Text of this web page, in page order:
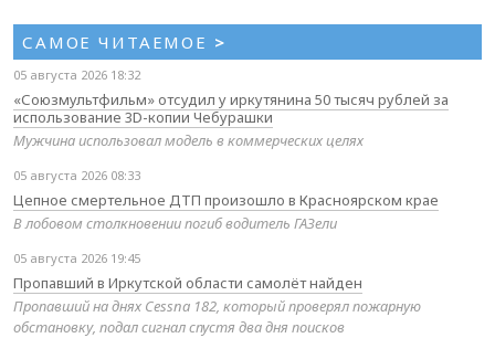
САМОЕ ЧИТАЕМОЕ >
05 августа 2026 18:32
«Союзмультфильм» отсудил у иркутянина 50 тысяч рублей за
использование 3D-копии Чебурашки
Мужчина использовал модель в коммерческих целях
05 августа 2026 08:33
Цепное смертельное ДТП произошло в Красноярском крае
В лобовом столкновении погиб водитель ГАЗели
05 августа 2026 19:45
Пропавший в Иркутской области самолёт найден
Пропавший на днях Cessna 182, который проверял пожарную
обстановку, подал сигнал спустя два дня поисков